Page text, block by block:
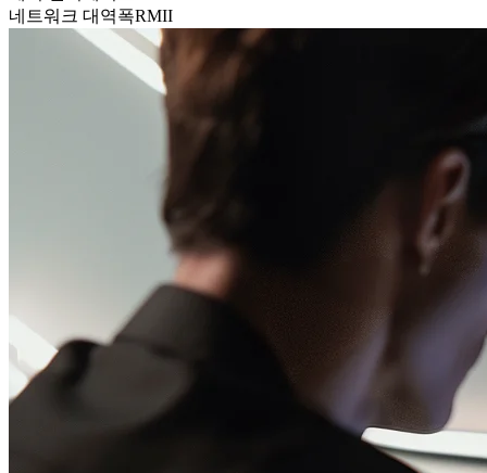
네트워크 대역폭RMII